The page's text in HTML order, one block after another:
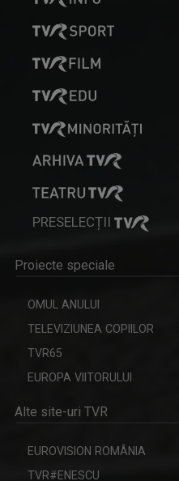
PRESELECȚII
Proiecte speciale
OMUL ANULUI
TELEVIZIUNEA COPIILOR
TVR65
EUROPA VIITORULUI
Alte site-uri TVR
EUROVISION ROMÂNIA
TVR#ENESCU